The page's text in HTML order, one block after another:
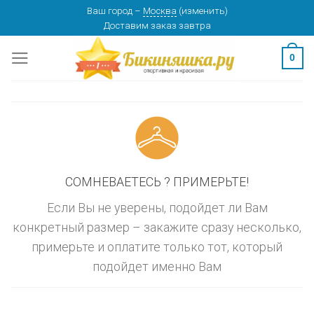
content
Ваш город – Москва (изменить)
Доставим заказ завтра
0
СОМНЕВАЕТЕСЬ ? ПРИМЕРЬТЕ!
Если Вы не уверены, подойдет ли Вам
конкретный размер – закажите сразу несколько,
примерьте и оплатите только тот, который
подойдет именно Вам
изменить